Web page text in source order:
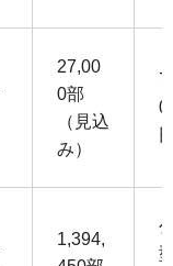
27,00
0部
（見込
み）
1,394,